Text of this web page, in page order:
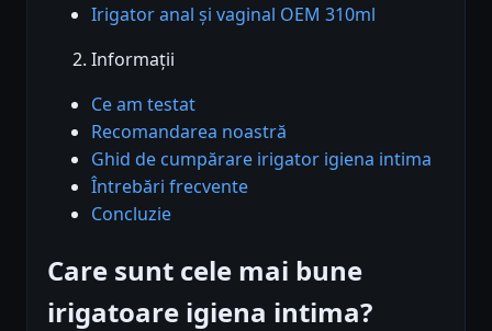
Irigator anal și vaginal OEM 310ml
Informații
Ce am testat
Recomandarea noastră
Ghid de cumpărare irigator igiena intima
Întrebări frecvente
Concluzie
Care sunt cele mai bune
irigatoare igiena intima?